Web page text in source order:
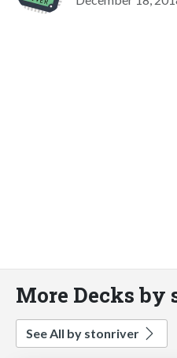
More Decks by
See All by stonriver